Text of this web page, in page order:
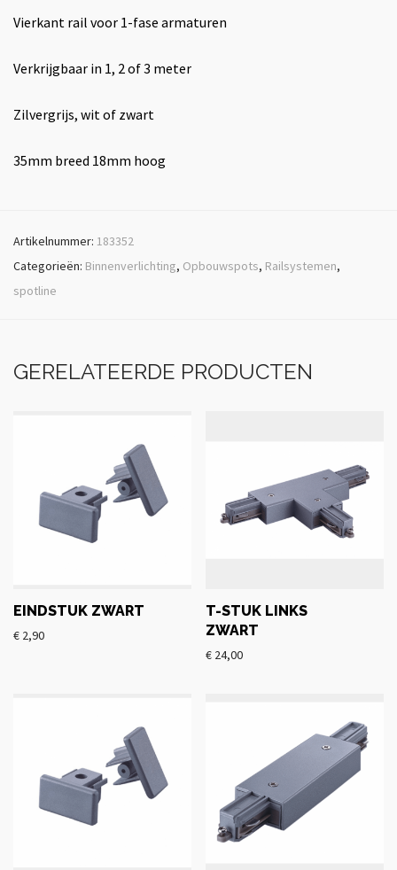
Vierkant rail voor 1-fase armaturen
Verkrijgbaar in 1, 2 of 3 meter
Zilvergrijs, wit of zwart
35mm breed 18mm hoog
Artikelnummer: 183352
Categorieën: Binnenverlichting, Opbouwspots, Railsystemen,
spotline
GERELATEERDE PRODUCTEN
EINDSTUK ZWART
€ 2,90
T-STUK LINKS
ZWART
€ 24,00